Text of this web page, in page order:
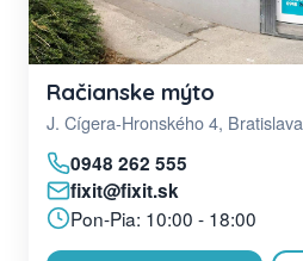
Račianske mýto
J. Cígera-Hronského 4, Bratislava
0948 262 555
fixit@fixit.sk
Pon-Pia: 10:00 - 18:00